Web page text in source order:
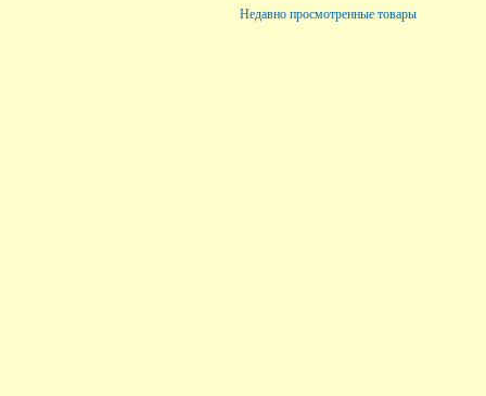
Недавно просмотренные товары